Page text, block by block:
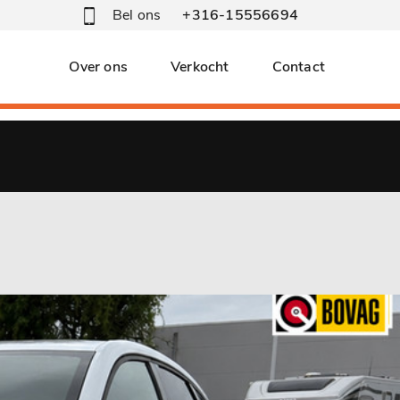
Bel ons +316-15556694
Over ons Verkocht Contact